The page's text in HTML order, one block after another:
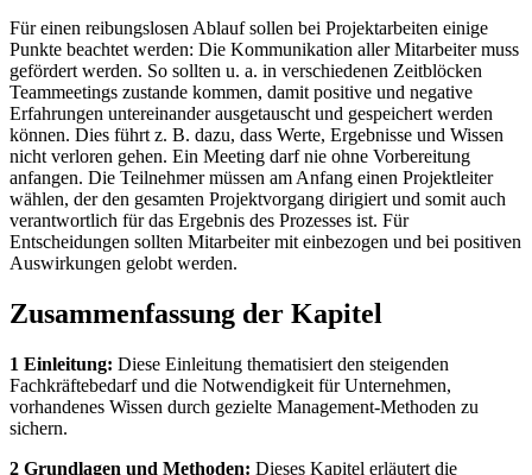
Für einen reibungslosen Ablauf sollen bei Projektarbeiten einige
Punkte beachtet werden: Die Kommunikation aller Mitarbeiter muss
gefördert werden. So sollten u. a. in verschiedenen Zeitblöcken
Teammeetings zustande kommen, damit positive und negative
Erfahrungen untereinander ausgetauscht und gespeichert werden
können. Dies führt z. B. dazu, dass Werte, Ergebnisse und Wissen
nicht verloren gehen. Ein Meeting darf nie ohne Vorbereitung
anfangen. Die Teilnehmer müssen am Anfang einen Projektleiter
wählen, der den gesamten Projektvorgang dirigiert und somit auch
verantwortlich für das Ergebnis des Prozesses ist. Für
Entscheidungen sollten Mitarbeiter mit einbezogen und bei positiven
Auswirkungen gelobt werden.
Zusammenfassung der Kapitel
1 Einleitung: Diese Einleitung thematisiert den steigenden
Fachkräftebedarf und die Notwendigkeit für Unternehmen,
vorhandenes Wissen durch gezielte Management-Methoden zu
sichern.
2 Grundlagen und Methoden: Dieses Kapitel erläutert die